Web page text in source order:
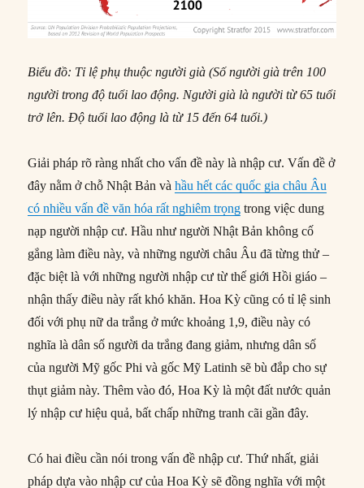
Biểu đồ: Tỉ lệ phụ thuộc người già (Số người già trên 100
người trong độ tuổi lao động. Người già là người từ 65 tuổi
trở lên. Độ tuổi lao động là từ 15 đến 64 tuổi.)
Giải pháp rõ ràng nhất cho vấn đề này là nhập cư. Vấn đề ở
đây nằm ở chỗ Nhật Bản vàhầu hết các quốc gia châu Âu
có nhiều vấn đề văn hóa rất nghiêm trọng trong việc dung
nạp người nhập cư. Hầu như người Nhật Bản không cố
gắng làm điều này, và những người châu Âu đã từng thử –
đặc biệt là với những người nhập cư từ thế giới Hồi giáo –
nhận thấy điều này rất khó khăn. Hoa Kỳ cũng có tỉ lệ sinh
đối với phụ nữ da trắng ở mức khoảng 1,9, điều này có
nghĩa là dân số người da trắng đang giảm, nhưng dân số
của người Mỹ gốc Phi và gốc Mỹ Latinh sẽ bù đắp cho sự
thụt giảm này. Thêm vào đó, Hoa Kỳ là một đất nước quản
lý nhập cư hiệu quả, bất chấp những tranh cãi gần đây.
Có hai điều cần nói trong vấn đề nhập cư. Thứ nhất, giải
pháp dựa vào nhập cư của Hoa Kỳ sẽ đồng nghĩa với một